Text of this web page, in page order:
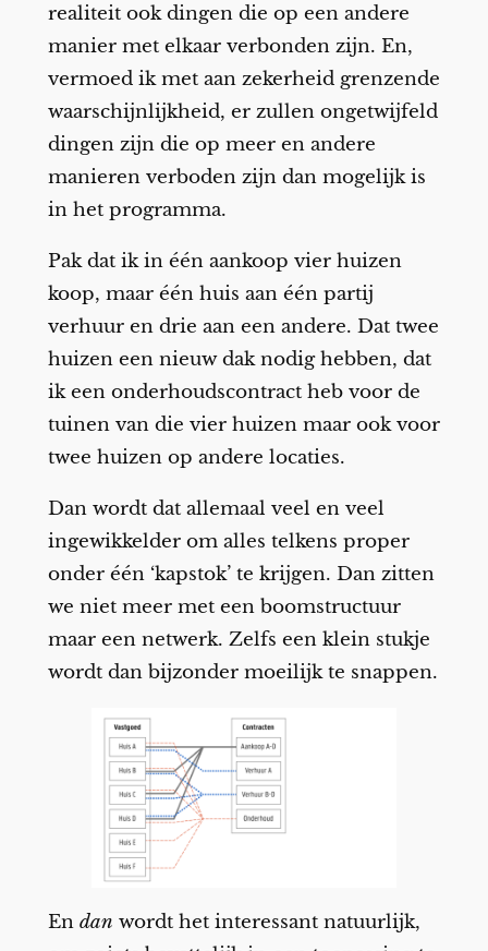
realiteit ook dingen die op een andere
manier met elkaar verbonden zijn. En,
vermoed ik met aan zekerheid grenzende
waarschijnlijkheid, er zullen ongetwijfeld
dingen zijn die op meer en andere
manieren verboden zijn dan mogelijk is
in het programma.
Pak dat ik in één aankoop vier huizen
koop, maar één huis aan één partij
verhuur en drie aan een andere. Dat twee
huizen een nieuw dak nodig hebben, dat
ik een onderhoudscontract heb voor de
tuinen van die vier huizen maar ook voor
twee huizen op andere locaties.
Dan wordt dat allemaal veel en veel
ingewikkelder om alles telkens proper
onder één ‘kapstok’ te krijgen. Dan zitten
we niet meer met een boomstructuur
maar een netwerk. Zelfs een klein stukje
wordt dan bijzonder moeilijk te snappen.
En dan wordt het interessant natuurlijk,